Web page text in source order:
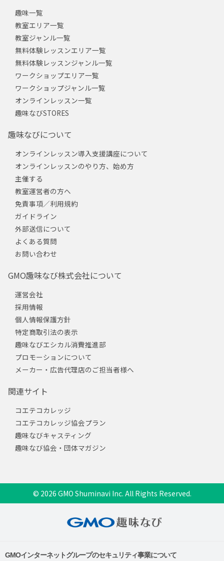
趣味一覧
教室エリア一覧
教室ジャンル一覧
無料体験レッスンエリア一覧
無料体験レッスンジャンル一覧
ワークショップエリア一覧
ワークショップジャンル一覧
オンラインレッスン一覧
趣味なびSTORES
趣味なびについて
オンラインレッスン導入支援講座について
オンラインレッスンのやり方、始め方
主催する
教室運営者の方へ
免責事項／利用規約
ガイドライン
外部送信について
よくある質問
お問い合わせ
GMO趣味なび株式会社について
運営会社
採用情報
個人情報保護方針
特定商取引法の表示
趣味なびエシカル消費推進部
プロモーションについて
メーカー・広告代理店のご担当者様へ
関連サイト
コエテコカレッジ
コエテコカレッジ協会プラン
趣味なびキャスティング
趣味なび協会・団体マガジン
© 2026 GMO Shuminavi Inc. All Rights Reserved.